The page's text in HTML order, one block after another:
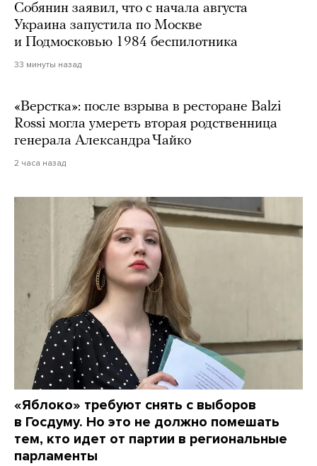
Собянин заявил, что с начала августа
Украина запустила по Москве
и Подмосковью 1984 беспилотника
33 минуты назад
«Верстка»: после взрыва в ресторане Balzi
Rossi могла умереть вторая родственница
генерала Александра Чайко
2 часа назад
«Яблоко» требуют снять с выборов
в Госдуму. Но это не должно помешать
тем, кто идет от партии в региональные
парламенты